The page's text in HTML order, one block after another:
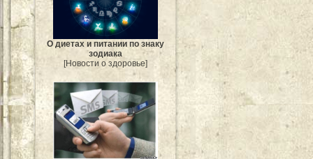
О диетах и питании по знаку
зодиака
[Новости о здоровье]